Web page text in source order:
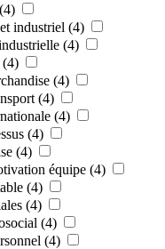
(4)
industriel (4)
(4)
(4)
(4)
(4)
(4)
(4)
(4)
équipe (4)
(4)
(4)
(4)
(4)